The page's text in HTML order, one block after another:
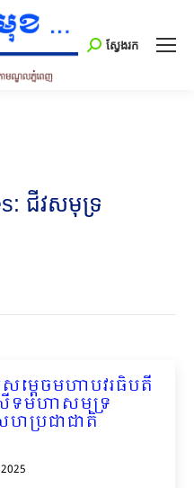
Search:
ស្វែងរក
ជីវសមុទ្រ
ម្តេចមហាបវរធិបតី
ទមហាសមុទ្រ
ហប្រជាជាតិ